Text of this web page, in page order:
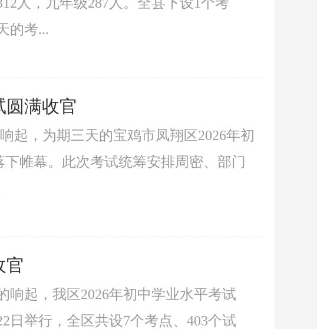
的考...
圆满收官
起，为期三天的宝鸡市凤翔区2026年初
帷幕。此次考试统筹安排周密、部门
官
响起，我区2026年初中学业水平考试
日举行，全区共设7个考点、403个试